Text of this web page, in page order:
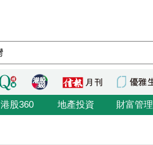
港股360 地產投資 財富管理